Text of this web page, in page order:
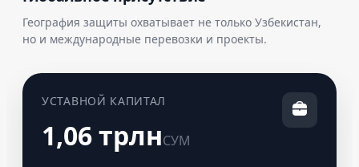
География защиты охватывает не только Узбекистан,
но и международные перевозки и проекты.
УСТАВНОЙ КАПИТАЛ
1,06 трлнСУМ